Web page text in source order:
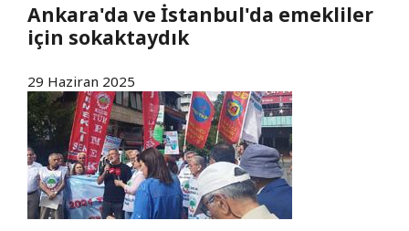
Ankara'da ve İstanbul'da emekliler
için sokaktaydık
29 Haziran 2025